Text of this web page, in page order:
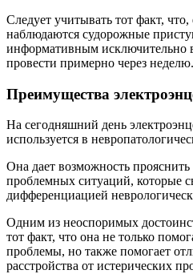
Следует учитывать тот факт, что,
наблюдаются судорожные
информативным исключительно
провести примерно через неделю.
Преимущества
На сегодняшний день
используется в
Она дает возможность
проблемных ситуаций, которые
дифференциацией
Одним из неоспоримых
тот факт, что она не только
проблемы, но также помогает
расстройства от истерических